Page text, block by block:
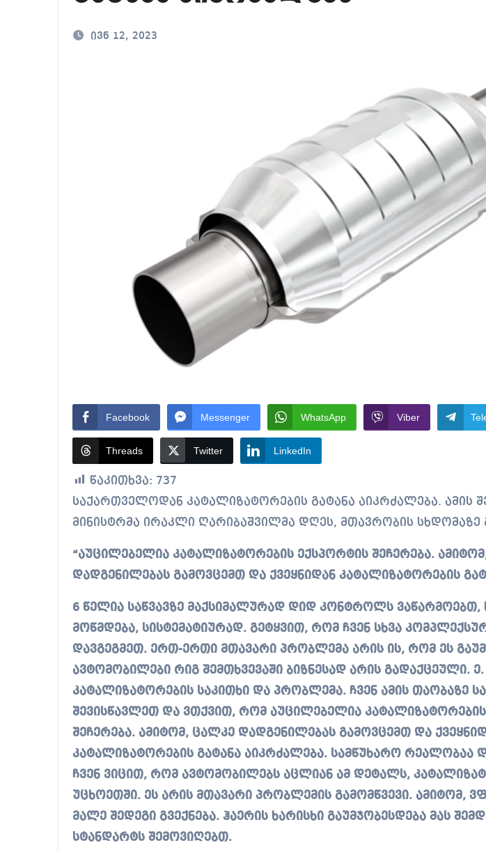
ივნ 12, 2023
Facebook Messenger WhatsApp Viber
Threads Twitter LinkedIn
წაკითხვა: 737
საქართველოდან კატალიზატორების გატანა აიკრძალება. ამის შესახებ პრემიერ-
მინისტრმა ირაკლი ღარიბაშვილმა დღეს, მთავრობის სხდომაზე
“აუცილებელია კატალიზატორების ექსპორტის შეჩერება.
დადგენილებას გამოვცემთ და ქვეყნიდან კატალიზატორების
6 წელია საწვავზე მაქსიმალურად დიდ კონტროლს ვაწარმოებთ,
მოწმდება, სისტემატიურად. გეტყვით, რომ ჩვენ სხვა
დავგეგმეთ. ერთ-ერთი მთავარი პრობლემა არის ის, რომ ეს
ავტომობილები რიგ შემთხვევაში ბიზნესად არის გადაქცეული. ე.
კატალიზატორების საკითხი და პრობლემა. ჩვენ ამის თაობაზე
შევისწავლეთ და ვთქვით, რომ აუცილებელია
შეჩერება. ამიტომ, ცალკე დადგენილებას გამოვცემთ და
კატალიზატორების გატანა აიკრძალება. სამწუხარო რეალობაა
ჩვენ ვიცით, რომ ავტომობილებს აცლიან ამ დეტალს,
უცხოეთში. ეს არის მთავარი პრობლემის გამომწვევი. ამიტომ,
მალე შედეგი გვექნება. ჰაერის ხარისხი გაუმჯობესდება მას
სტანდარტს შემოვიღებთ.